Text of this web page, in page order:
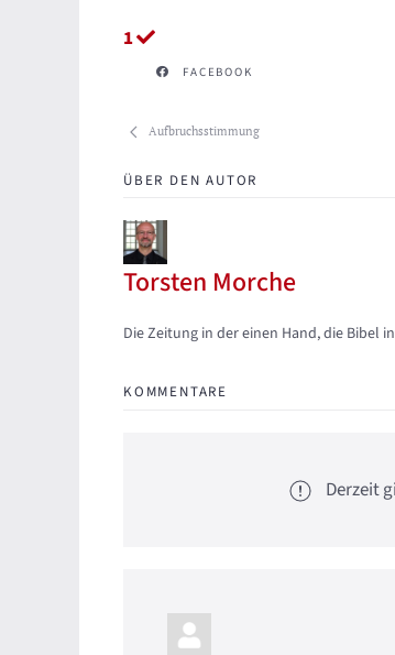
1
FACEBOOK
Aufbruchsstimmung
ÜBER DEN AUTOR
Torsten Morche
Updates abonnieren
Abo von Updates dieses Autors
Die Zeitung in der einen Hand, die Bibel
KOMMENTARE
Derzeit